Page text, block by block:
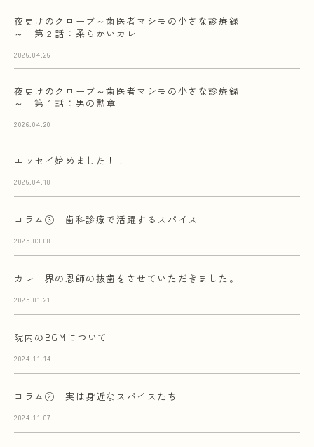
夜更けのクローブ～歯医者マシモの小さな診療録
～ 第２話：柔らかいカレー
2026.04.26
夜更けのクローブ～歯医者マシモの小さな診療録
～ 第１話：男の勲章
2026.04.20
エッセイ始めました！！
2026.04.18
コラム③ 歯科診療で活躍するスパイス
2025.03.08
カレー界の恩師の抜歯をさせていただきました。
2025.01.21
院内のBGMについて
2024.11.14
コラム② 実は身近なスパイスたち
2024.11.07